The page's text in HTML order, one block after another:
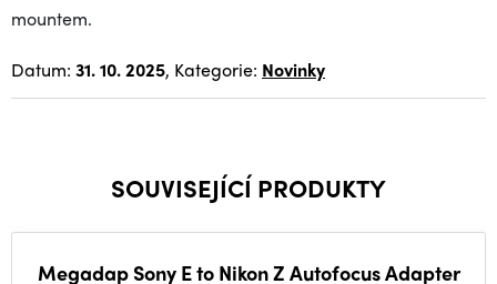
mountem.
Datum: 31. 10. 2025, Kategorie: Novinky
SOUVISEJÍCÍ PRODUKTY
Megadap Sony E to Nikon Z Autofocus Adapter